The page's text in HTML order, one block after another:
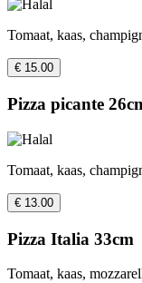
Tomaat, kaas,
€ 15.00
Pizza picante
Tomaat, kaas,
€ 13.00
Pizza Italia 33cm
Tomaat, kaas,